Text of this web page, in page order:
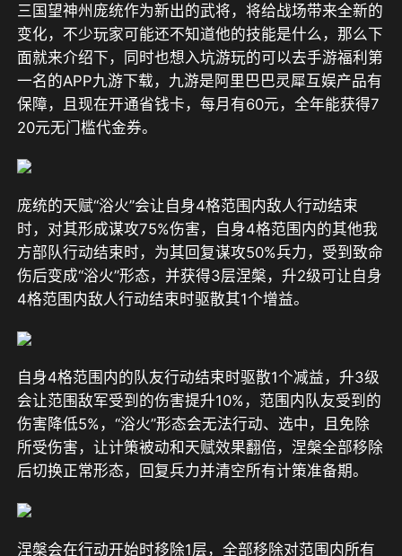
三国望神州庞统作为新出的武将，将给战场带来全新的
变化，不少玩家可能还不知道他的技能是什么，那么下
面就来介绍下，同时也想入坑游玩的可以去手游福利第
一名的APP九游下载， 九游是阿里巴巴灵犀互娱产品有
保障，且现在开通省钱卡，每月有60元，全年能获得7
20元无门槛代金券。
庞统的天赋“浴火”会让自身4格范围内敌人行动结束
时，对其形成谋攻75%伤害，自身4格范围内的其他我
方部队行动结束时，为其回复谋攻50%兵力，受到致命
伤后变成“浴火”形态，并获得3层涅槃，升2级可让自身
4格范围内敌人行动结束时驱散其1个增益。
自身4格范围内的队友行动结束时驱散1个减益，升3级
会让范围敌军受到的伤害提升10%，范围内队友受到的
伤害降低5%，“浴火”形态会无法行动、选中，且免除
所受伤害，让计策被动和天赋效果翻倍，涅槃全部移除
后切换正常形态，回复兵力并清空所有计策准备期。
涅槃会在行动开始时移除1层，全部移除对范围内所有